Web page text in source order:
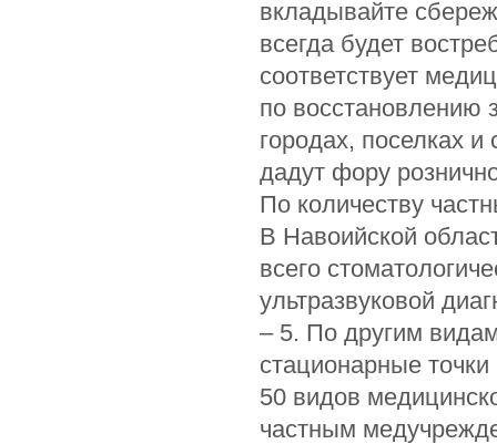
вкладывайте
всегда будет
соответствует
по восстановлению
городах, поселках
дадут фору
По количеству
В Навоийской
всего
ультразвуковой
– 5. По другим
стационарные
50 видов
частным